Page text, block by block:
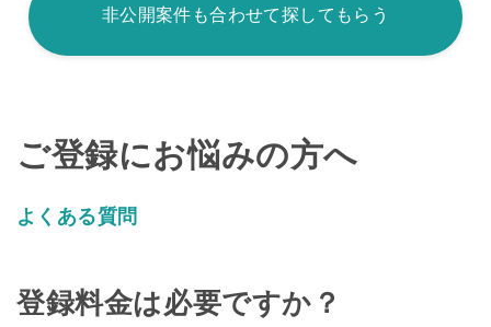
非公開案件も合わせて探してもらう
ご登録にお悩みの方へ
よくある質問
登録料金は必要ですか？